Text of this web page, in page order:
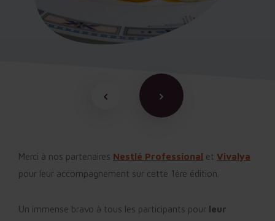
Merci à nos partenaires Nestlé Professional et Vivalya
pour leur accompagnement sur cette 1ère édition.
Un immense bravo à tous les participants pour leur